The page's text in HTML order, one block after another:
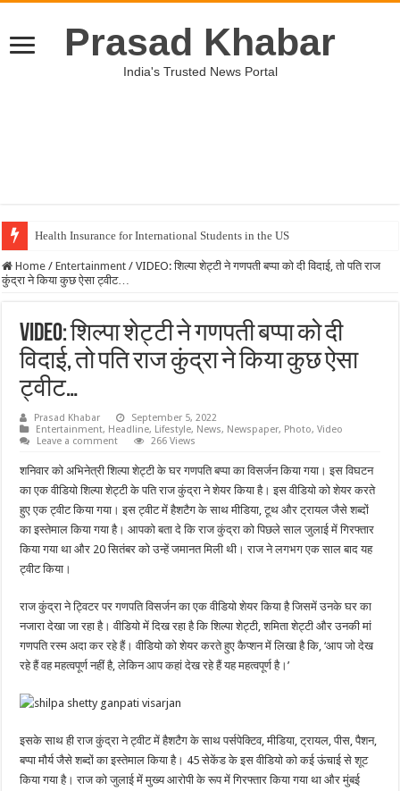
Prasad Khabar
India's Trusted News Portal
Health Insurance for International Students in the US
Home / Entertainment / VIDEO: शिल्पा शेट्टी ने गणपती बप्पा को दी विदाई, तो पति राज
कुंद्रा ने किया कुछ ऐसा ट्वीट…
VIDEO: शिल्पा शेट्टी ने गणपती बप्पा को दी
विदाई, तो पति राज कुंद्रा ने किया कुछ ऐसा
ट्वीट…
Prasad Khabar
September 5, 2022
Entertainment, Headline, Lifestyle, News, Newspaper, Photo,Video
Leave a comment
266 Views
शनिवार को अभिनेत्री शिल्पा शेट्टी के घर गणपति बप्पा का विसर्जन किया गया। इस विघटन
का एक वीडियो शिल्पा शेट्टी के पति राज कुंद्रा ने शेयर किया है। इस वीडियो को शेयर करते
हुए एक ट्वीट किया गया। इस ट्वीट में हैशटैग के साथ मीडिया, टूथ और ट्रायल जैसे शब्दों
का इस्तेमाल किया गया है। आपको बता दे कि राज कुंद्रा को पिछले साल जुलाई में गिरफ्तार
किया गया था और 20 सितंबर को उन्हें जमानत मिली थी। राज ने लगभग एक साल बाद यह
ट्वीट किया।
राज कुंद्रा ने ट्विटर पर गणपति विसर्जन का एक वीडियो शेयर किया है जिसमें उनके घर का
नजारा देखा जा रहा है। वीडियो में दिख रहा है कि शिल्पा शेट्टी, शमिता शेट्टी और उनकी मां
गणपति रस्म अदा कर रहे हैं। वीडियो को शेयर करते हुए कैप्शन में लिखा है कि, ‘आप जो देख
रहे हैं वह महत्वपूर्ण नहीं है, लेकिन आप कहां देख रहे हैं यह महत्वपूर्ण है।’
इसके साथ ही राज कुंद्रा ने ट्वीट में हैशटैग के साथ पर्सपेक्टिव, मीडिया, ट्रायल, पीस, पैशन,
बप्पा मौर्य जैसे शब्दों का इस्तेमाल किया है। 45 सेकेंड के इस वीडियो को कई ऊंचाई से शूट
किया गया है। राज को जुलाई में मुख्य आरोपी के रूप में गिरफ्तार किया गया था और मुंबई